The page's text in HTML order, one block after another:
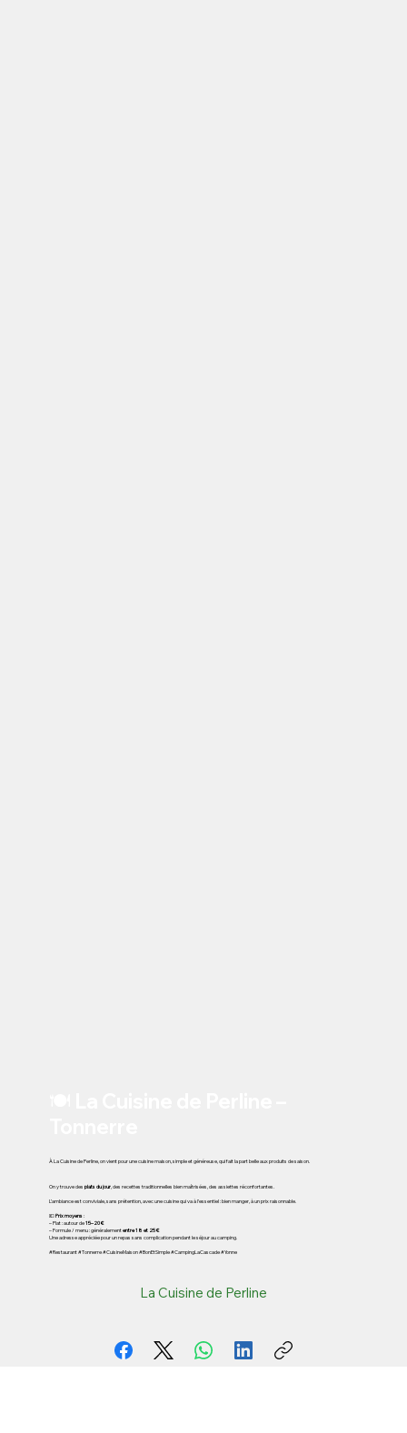
À La Cuisine de Perline, on vient pour une cuisine maison, simple et généreuse, qui fait la part belle aux produits de saison.
On y trouve des plats du jour , des recettes traditionnelles bien maîtrisées, des assiettes réconfortantes.
L’ambiance est conviviale, sans prétention, avec une cuisine qui va à l’essentiel : bien manger, à un prix raisonnable.
💶Prix moyens :
– Plat : autour de15–20 €
– Formule / menu : généralemententre 18 et 25 €
Une adresse appréciée pour un repas sans complication pendant le séjour au camping.
#Restaurant #Tonnerre #CuisineMaison #BonEtSimple #CampingLaCascade #Yonne
La Cuisine de Perline